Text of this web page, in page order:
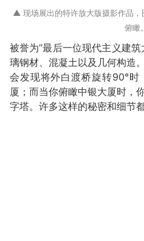
▲ 现场展出的特许放大版摄影作品
俯瞰。
被誉为“最后一位现代主义建
璃钢材、混凝土以及几何构造
会发现将外白渡桥旋转90°
厦；而当你俯瞰中银大厦时，
字塔。许多这样的秘密和细节